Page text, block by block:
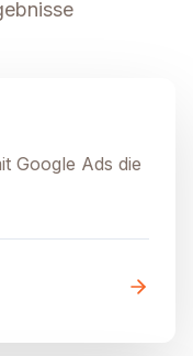
Google Ads die